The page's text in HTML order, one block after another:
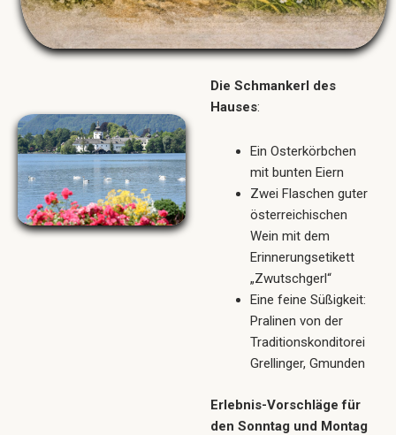
Die Schmankerl des
Hauses:
Ein Osterkörbchen
mit bunten Eiern
Zwei Flaschen guter
österreichischen
Wein mit dem
Erinnerungsetikett
„Zwutschgerl“
Eine feine Süßigkeit:
Pralinen von der
Traditionskonditorei
Grellinger, Gmunden
Erlebnis-Vorschläge für
den Sonntag und Montag